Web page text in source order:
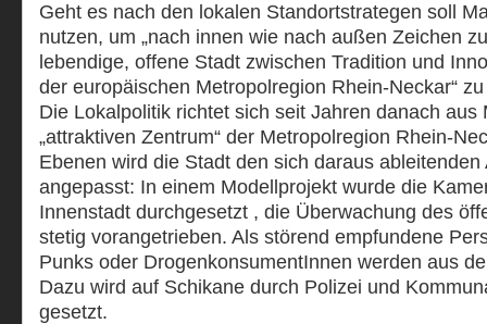
Geht es nach den lokalen Standortstrategen soll
nutzen, um „nach innen wie nach außen Zeichen
lebendige, offene Stadt zwischen Tradition und
der europäischen Metropolregion Rhein-Neckar“
Die Lokalpolitik richtet sich seit Jahren danach aus
„attraktiven Zentrum“ der Metropolregion Rhein-
Ebenen wird die Stadt den sich daraus ableitenden
angepasst: In einem Modellprojekt wurde die
Innenstadt durchgesetzt , die Überwachung des
stetig vorangetrieben. Als störend empfundene
Punks oder DrogenkonsumentInnen werden aus
Dazu wird auf Schikane durch Polizei und
gesetzt.